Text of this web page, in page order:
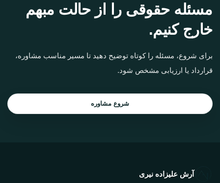
مسئله حقوقی را از حالت مبهم
خارج کنیم.
برای شروع، مسئله را کوتاه توضیح دهید تا مسیر مناسب مشاوره،
قرارداد یا ارزیابی مشخص شود.
شروع مشاوره
آرش علیزاده نیری